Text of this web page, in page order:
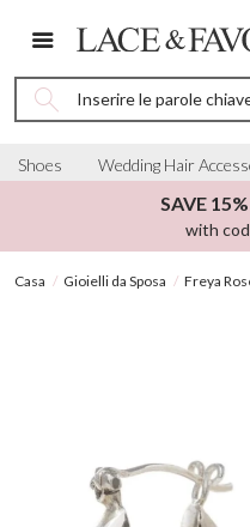
Inserire le parole
Shoes Wedding Hair
SAVE
with
Casa Gioielli da Sposa Freya